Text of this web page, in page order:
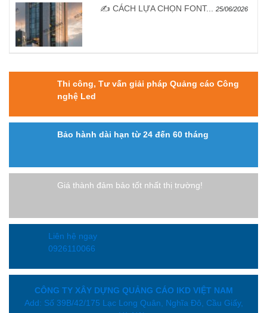
✍️ CÁCH LỰA CHỌN FONT... 25/06/2026
Thi công, Tư vấn giải pháp Quảng cáo Công
nghệ Led
Bảo hành dài hạn từ 24 đến 60 tháng
Giá thành đảm bảo tốt nhất thị trường!
Liên hệ ngay
0926110066
CÔNG TY XÂY DỰNG QUẢNG CÁO IKD VIỆT NAM
Add: Số 39B/42/175 Lạc Long Quân, Nghĩa Đô, Cầu Giấy,